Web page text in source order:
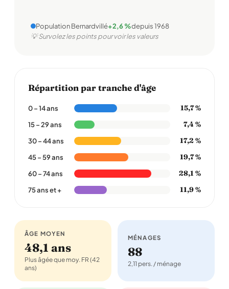
Population Bernardvillé+2,6 %depuis 1968
💡 Survolez les points pour voir les valeurs
Répartition par tranche d'âge
0 – 14 ans 15,7 %
15 – 29 ans 7,4 %
30 – 44 ans 17,2 %
45 – 59 ans 19,7 %
60 – 74 ans 28,1 %
75 ans et + 11,9 %
ÂGE MOYEN
48,1 ans
Plus âgée que moy. FR (42
ans)
MÉNAGES
88
2,11 pers. / ménage